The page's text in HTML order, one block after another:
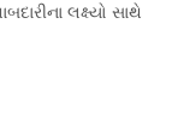
લક્ષ્યો સાથે